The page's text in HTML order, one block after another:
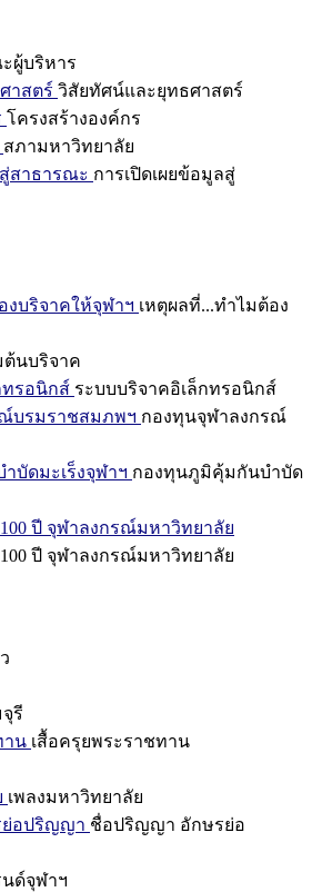
ผู้บริหาร
าสตร์ วิสัยทัศน์และยุทธศาสตร์
โครงสร้างองค์กร
สภามหาวิทยาลัย
สาธารณะ การเปิดเผยข้อมูลสู่
งบริจาคให้จุฬาฯ เหตุผลที่...ทำไมต้อง
ต้นบริจาค
ทรอนิกส์ ระบบบริจาคอิเล็กทรอนิกส์
บรมราชสมภพฯ กองทุนจุฬาลงกรณ์
บัดมะเร็งจุฬาฯ กองทุนภูมิคุ้มกันบำบัด
ปี จุฬาลงกรณ์มหาวิทยาลัย
ปี จุฬาลงกรณ์มหาวิทยาลัย
รี
าน เสื้อครุยพระราชทาน
เพลงมหาวิทยาลัย
อปริญญา ชื่อปริญญา อักษรย่อ
ด์จุฬาฯ